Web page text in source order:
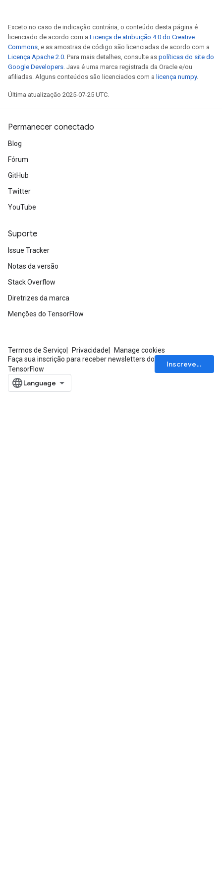
Exceto no caso de indicação contrária, o conteúdo desta página é
licenciado de acordo com a Licença de atribuição 4.0 do Creative
Commons, e as amostras de código são licenciadas de acordo com a
Licença Apache 2.0. Para mais detalhes, consulte as políticas do site do
Google Developers. Java é uma marca registrada da Oracle e/ou
afiliadas. Alguns conteúdos são licenciados com a licença numpy.
Última atualização 2025-07-25 UTC.
Permanecer conectado
Blog
Fórum
GitHub
Twitter
YouTube
Suporte
Issue Tracker
Notas da versão
Stack Overflow
Diretrizes da marca
Menções do TensorFlow
Termos de Serviço Privacidade
Manage cookies
Faça sua inscrição para receber newsletters do
TensorFlow
Inscrever-se